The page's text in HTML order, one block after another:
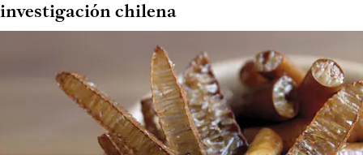
investigación chilena